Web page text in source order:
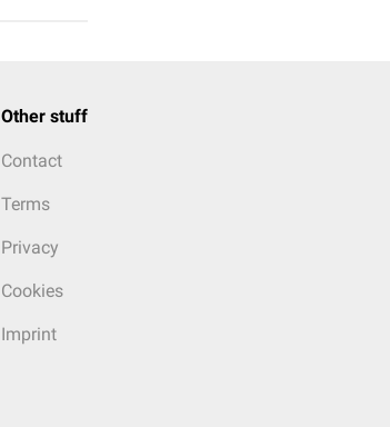
Other stuff
Contact
Terms
Privacy
Cookies
Imprint